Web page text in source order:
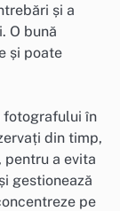
și a
O bună
și poate
fotografului în
din timp,
pentru a evita
gestionează
pe